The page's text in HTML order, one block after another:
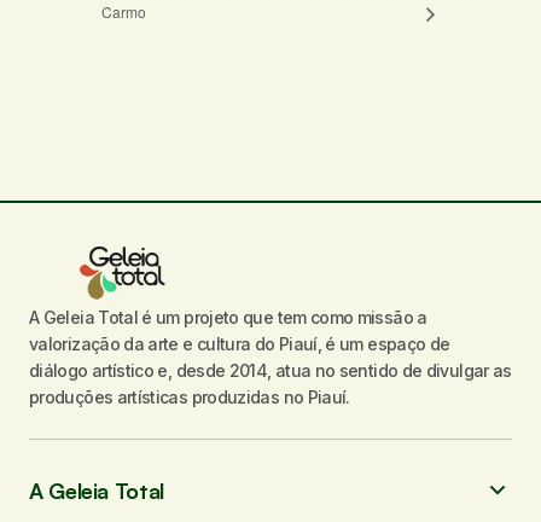
Seu nome*
Seu e-mail*
Enviar comentário
Carmo
A Geleia Total é um projeto que tem como missão a
valorização da arte e cultura do Piauí, é um espaço de
diálogo artístico e, desde 2014, atua no sentido de divulgar as
produções artísticas produzidas no Piauí.
A Geleia Total